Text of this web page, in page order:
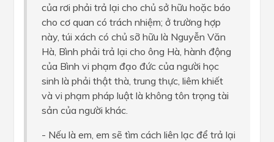
của rơi phải trả lại cho chủ sở hữu hoặc báo
cho cơ quan có trách nhiệm; ở trường hợp
này, túi xách có chủ sỡ hữu là Nguyễn Văn
Hà, Bình phải trả lại cho ông Hà, hành động
của Bình vi phạm đạo đức của người học
sinh là phải thật thà, trung thực, liêm khiết
và vi phạm pháp luật là không tôn trọng tài
sản của người khác.
- Nếu là em, em sẽ tìm cách liên lạc để trả lại